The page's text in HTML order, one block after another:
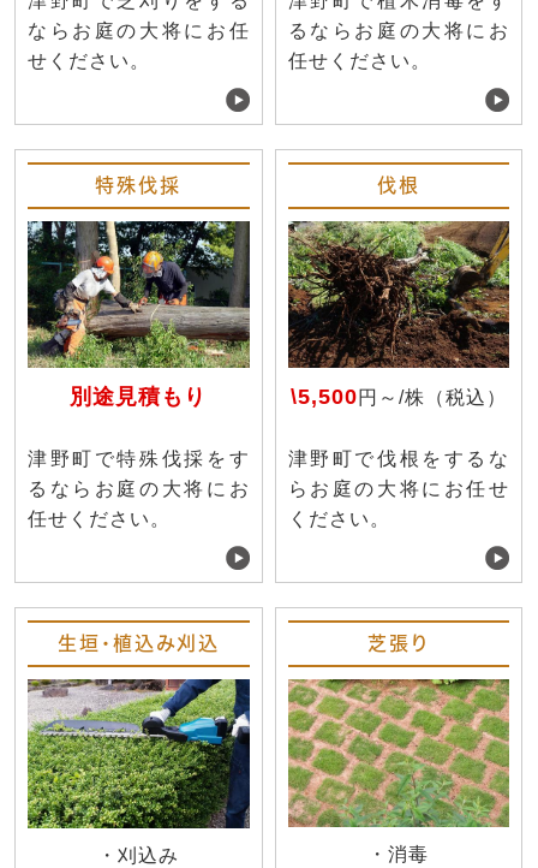
ならお庭の大将にお任
せください。
るならお庭の大将にお
任せください。
特殊伐採
別途見積もり
津野町で特殊伐採をす
るならお庭の大将にお
任せください。
伐根
\5,500円～/株（税込）
津野町で伐根をするな
らお庭の大将にお任せ
ください。
生垣・植込み刈込
・刈込み
芝張り
・消毒